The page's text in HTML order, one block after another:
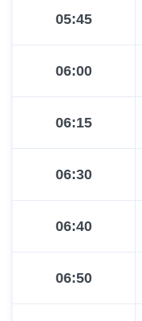
05:45
06:00
06:15
06:30
06:40
06:50